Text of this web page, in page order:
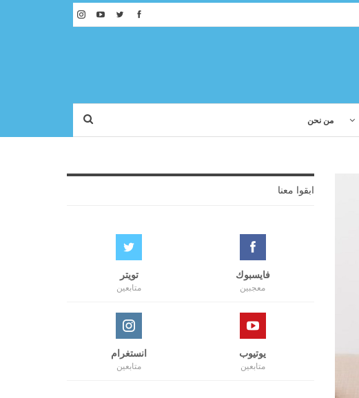
من نحن
ابقوا معنا
فايسبوك
معجبين
تويتر
متابعين
يوتيوب
متابعين
انستغرام
متابعين